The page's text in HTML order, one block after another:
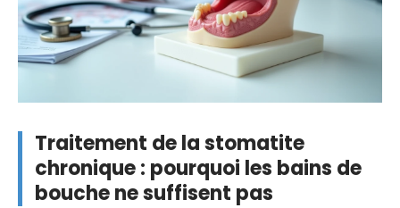
Traitement de la stomatite
chronique : pourquoi les bains de
bouche ne suffisent pas